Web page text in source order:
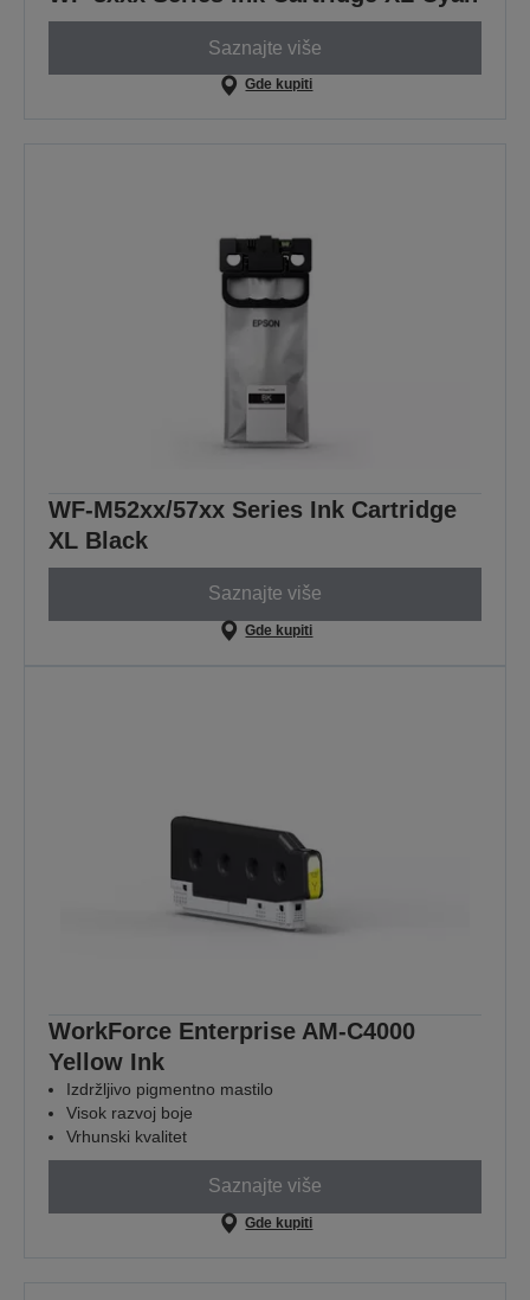
Saznajte više
Gde kupiti
WF-M52xx/57xx Series Ink Cartridge
XL Black
Saznajte više
Gde kupiti
WorkForce Enterprise AM-C4000
Yellow Ink
Izdržljivo pigmentno mastilo
Visok razvoj boje
Vrhunski kvalitet
Saznajte više
Gde kupiti